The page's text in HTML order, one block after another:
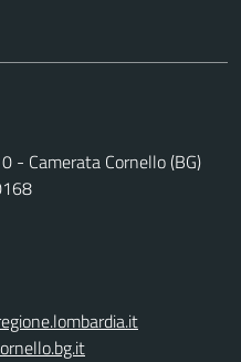
- Camerata Cornello (BG)